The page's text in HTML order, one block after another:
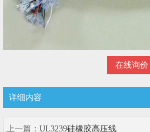
在线询价
详细内容
上一篇： UL3239硅橡胶高压线